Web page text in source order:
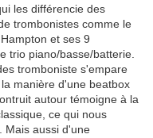
les différencie des
trombonistes comme le
et ses 9
trio piano/basse/batterie.
tromboniste s'empare
manière d'une beatbox
autour témoigne à la
ce qui nous
Mais aussi d'une